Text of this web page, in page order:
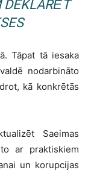
Tāpat tā iesaka
nodarbināto
kā konkrētās
Saeimas
ar praktiskiem
un korupcijas